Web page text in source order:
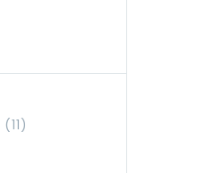
(11)